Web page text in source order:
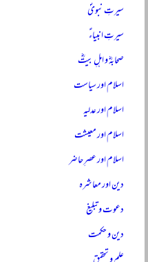
سیرتِ نبویؐ
سیرتِ انبیاءؑ
صحابہؓ و اہلِ بیتؓ
اسلام اور سیاست
اسلام اور عدلیہ
اسلام اور معیشت
اسلام اور عصرِ حاضر
دین اور معاشرہ
دعوت و تبلیغ
دین و حکمت